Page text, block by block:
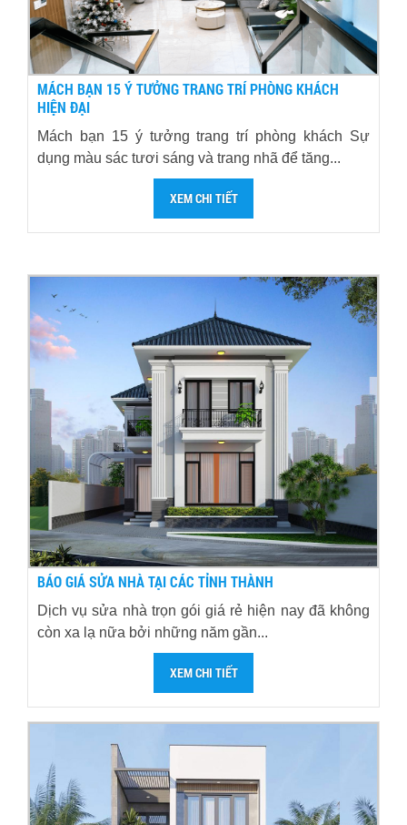
MÁCH BẠN 15 Ý TƯỞNG TRANG TRÍ PHÒNG KHÁCH
HIỆN ĐẠI
Mách bạn 15 ý tưởng trang trí phòng khách Sự
dụng màu sác tươi sáng và trang nhã để tăng...
XEM CHI TIẾT
BÁO GIÁ SỬA NHÀ TẠI CÁC TỈNH THÀNH
Dịch vụ sửa nhà trọn gói giá rẻ hiện nay đã không
còn xa lạ nữa bởi những năm gần...
XEM CHI TIẾT